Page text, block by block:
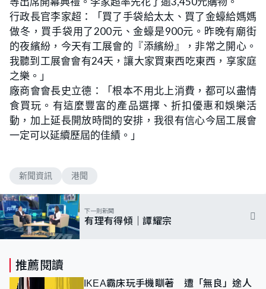
行政長官李家超：「買了手袋給太太、買了金蠔給媽媽
做冬，買手袋用了200元、金蠔是900元。昨晚有廟街
的夜繽紛，今天有工展會的『添繽紛』，非常之開心。
我聽到工展會會有24天，讓大家買東西吃東西，享家庭
之樂。」
廠商會會長史立德：「根本不用北上消費，都可以盡情
食買玩。有這麼豐富的產品選擇、折扣優惠和娛樂活
動，加上延長開放時間的安排，我很有信心今屆工展會
一定可以延續歷屆的佳績。」
新聞資訊 港聞
下一則新聞
有理有得傾｜譚耀宗
推薦閱讀
IKEA霸床玩手機瞓著 遭「無良」途人